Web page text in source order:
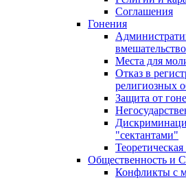
Соглашения
Гонения
вмешательство
Места для
Отказ в
религиозных
Защита от
"сектантами"
Теоретическая
Общественность и
Конфликты с